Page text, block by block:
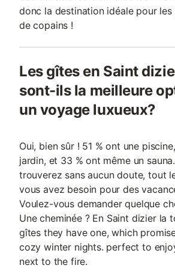
donc la destination idéale pour
de copains !
Les gîtes en Saint
sont-ils la meilleure
un voyage luxueux?
Oui, bien sûr ! 51 % ont une
jardin, et 33 % ont même un
trouverez sans aucun doute, tout
vous avez besoin pour des
Voulez-vous demander quelque
Une cheminée ? En Saint dizier la
gîtes they have one, which
cozy winter nights. perfect to
next to the fire.